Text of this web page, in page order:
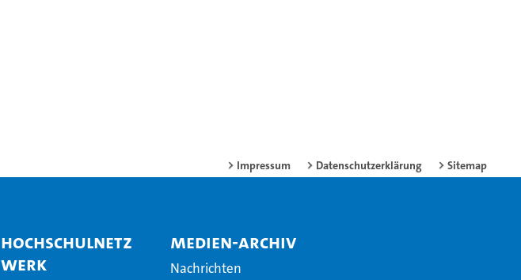
Impressum Datenschutzerklärung Sitemap
Hochschulnetz
werk
Medien-Archiv
Nachrichten